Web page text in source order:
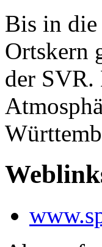
Bis in die
Ortskern
der SVR.